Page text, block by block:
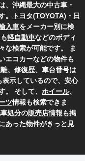
、沖縄最大の中古車・
。
トヨタ(TOYOTA) ・ 日
入車をメーカー別に検
軽自動車などのボディ
な検索が可能です。 ま
エコカーなどの物件も
、修復歴、車台番号は
示しているので、安心
。 そして、 ホイール、
ツ情報も検索できま
処分の販売店情報も掲
あった物件がきっと見